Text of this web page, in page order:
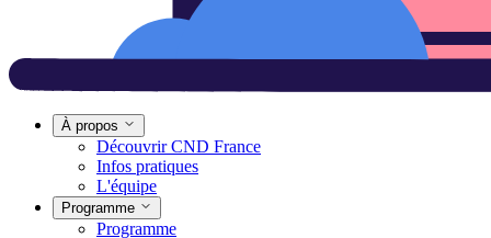
À propos
Découvrir CND France
Infos pratiques
L'équipe
Programme
Programme